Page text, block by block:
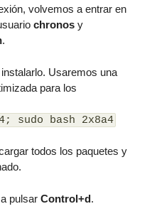
volvemos a entrar en
chronos y
.
Usaremos una
para los
sudo bash 2x8a4
todos los paquetes y
pulsar Control+d.